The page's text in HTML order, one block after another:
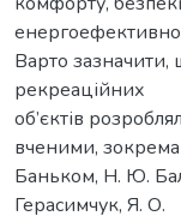
Варто зазначити,
рекреаційних
об’єктів
вченими,
Баньком, Н. Ю.
Герасимчук, Я. О.